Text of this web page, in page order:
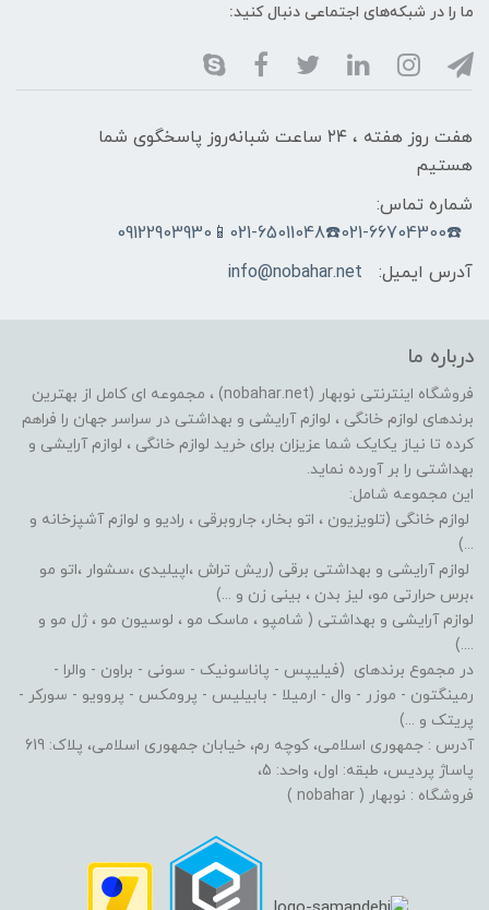
ما را در شبکه‌های اجتماعی دنبال کنید:
هفت روز هفته ، ۲۴ ساعت شبانه‌روز پاسخگوی شما
هستیم
شماره تماس:
☎️021-66704300☎️021-65011048📱09122903930
آدرس ایمیل:
info@nobahar.net
درباره ما
فروشگاه اینترنتی نوبهار (nobahar.net) ، مجموعه ای کامل از بهترین
برندهای لوازم خانگی ، لوازم آرایشی و بهداشتی در سراسر جهان را فراهم
کرده تا نیاز یکایک شما عزیزان برای خرید لوازم خانگی ، لوازم آرایشی و
بهداشتی را بر آورده نماید.
این مجموعه شامل:
لوازم خانگی (تلویزیون ، اتو بخار، جاروبرقی ، رادیو و لوازم آشپزخانه و
...)
لوازم آرایشی و بهداشتی برقی (ریش تراش ،اپیلیدی ،سشوار ،اتو مو
،برس حرارتی مو، لیز بدن ، بینی زن و ...)
لوازم آرایشی و بهداشتی ( شامپو ، ماسک مو ، لوسیون مو ، ژل مو و
....)
در مجموع برندهای (فیلیپس - پاناسونیک - سونی - براون - والرا -
رمینگتون - موزر - وال - ارمیلا - بابیلیس - پرومکس - پروویو - سورکر -
پریتک و ...)
آدرس : جمهوری اسلامی، کوچه رم، خیابان جمهوری اسلامی، پلاک: 619
پاساژ پردیس، طبقه: اول، واحد: 5،
فروشگاه : نوبهار ( nobahar )